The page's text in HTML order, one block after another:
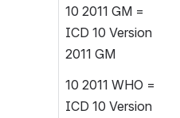
10 2011 GM =
ICD 10 Version
2011 GM
10 2011 WHO =
ICD 10 Version